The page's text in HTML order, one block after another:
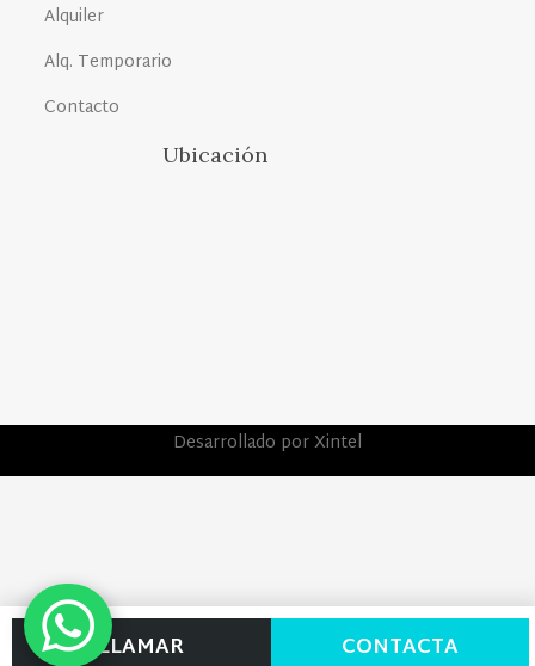
LLAMAR CONTACTA
Alquiler
Alq. Temporario
Contacto
Ubicación
Desarrollado por Xintel